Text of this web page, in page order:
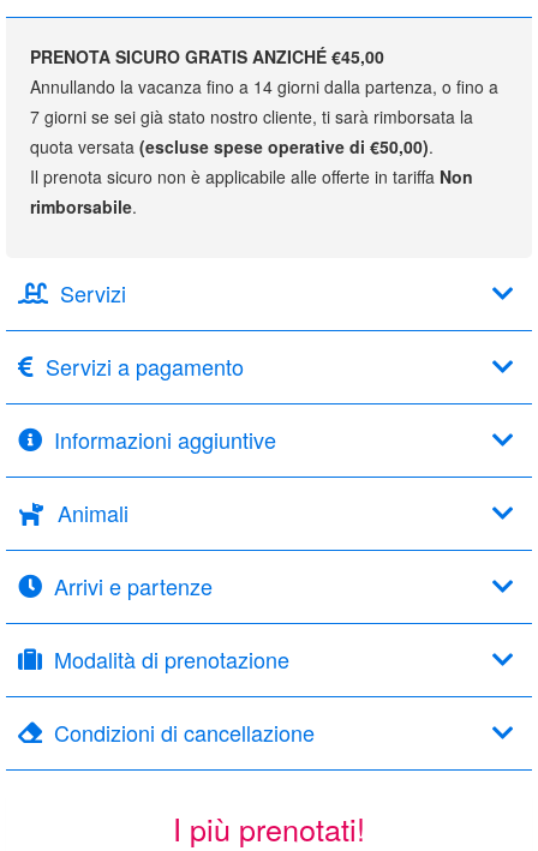
PRENOTA SICURO GRATIS ANZICHÉ €45,00
Annullando la vacanza fino a 14 giorni dalla partenza, o fino a
7 giorni se sei già stato nostro cliente, ti sarà rimborsata la
quota versata (escluse spese operative di €50,00).
Il prenota sicuro non è applicabile alle offerte in tariffa Non
rimborsabile.
Servizi
Servizi a pagamento
Informazioni aggiuntive
Animali
Arrivi e partenze
Modalità di prenotazione
Condizioni di cancellazione
I più prenotati!